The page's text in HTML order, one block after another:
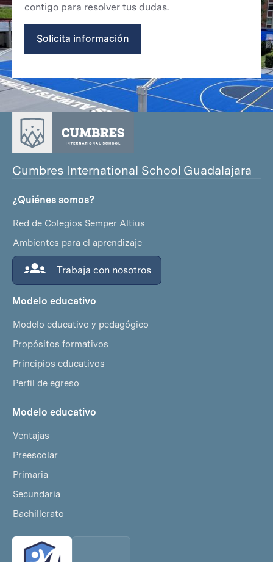
contigo para resolver tus dudas.
Solicita información
Cumbres International School Guadalajara
¿Quiénes somos?
Red de Colegios Semper Altius
Ambientes para el aprendizaje
Trabaja con nosotros
Modelo educativo
Modelo educativo y pedagógico
Propósitos formativos
Principios educativos
Perfil de egreso
Modelo educativo
Ventajas
Preescolar
Primaria
Secundaria
Bachillerato